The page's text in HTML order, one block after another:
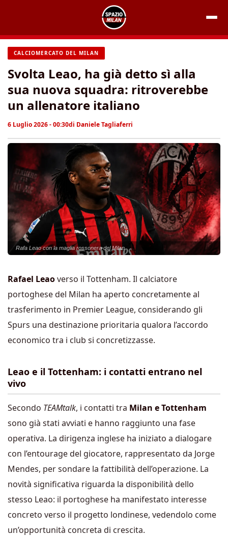
contenuto
CALCIOMERCATO DEL MILAN
Svolta Leao, ha già detto sì alla
sua nuova squadra: ritroverebbe
un allenatore italiano
6 Luglio 2026 - 00:30di Daniele Tagliaferri
Rafa Leao con la maglia rossonera del Milan
Rafael Leaoverso il Tottenham. Il calciatore
portoghese del Milan ha aperto concretamente al
trasferimento in Premier League, considerando gli
Spurs una destinazione prioritaria qualora l’accordo
economico tra i club si concretizzasse.
Leao e il Tottenham: i contatti entrano nel
vivo
Secondo TEAMtalk, i contatti tra Milan e Tottenham
sono già stati avviati e hanno raggiunto una fase
operativa. La dirigenza inglese ha iniziato a dialogare
con l’entourage del giocatore, rappresentato da Jorge
Mendes, per sondare la fattibilità dell’operazione. La
novità significativa riguarda la disponibilità dello
stesso Leao: il portoghese ha manifestato interesse
concreto verso il progetto londinese, vedendolo come
un’opportunità concreta di crescita.